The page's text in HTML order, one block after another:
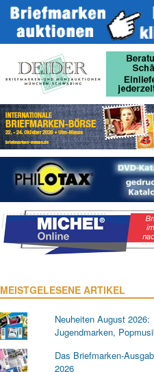
MEISTGELESENE ARTIKEL
Neuheiten August 2026:
Jugendmarken,
Das Briefmarken-
2026